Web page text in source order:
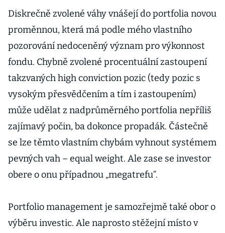
Diskrečně zvolené váhy vnášejí do portfolia novou
proměnnou, která má podle mého vlastního
pozorování nedoceněný význam pro výkonnost
fondu. Chybně zvolené procentuální zastoupení
takzvaných high conviction pozic (tedy pozic s
vysokým přesvědčením a tím i zastoupením)
může udělat z nadprůměrného portfolia nepříliš
zajímavý počin, ba dokonce propadák. Částečně
se lze těmto vlastním chybám vyhnout systémem
pevných vah – equal weight. Ale zase se investor
obere o onu případnou „megatrefu“.
Portfolio management je samozřejmě také obor o
výběru investic. Ale naprosto stěžejní místo v